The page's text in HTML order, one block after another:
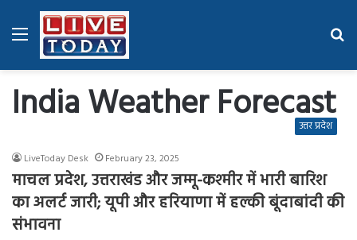
Menu
India Weather Forecast
उत्तर प्रदेश
LiveToday Desk February 23, 2025
माचल प्रदेश, उत्तराखंड और जम्मू-कश्मीर में भारी बारिश
का अलर्ट जारी; यूपी और हरियाणा में हल्की बूंदाबांदी की
संभावना